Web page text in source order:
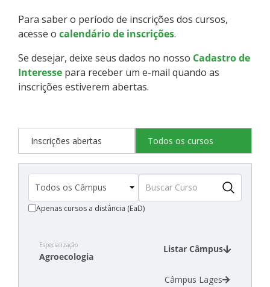
Como posso estudar no IFSC?
Calendário de inscrições
Processos Seletivos
Orientações para comprovação de cotas
Orientações para Matrícula
Estatísticas dos Processos Seletivos
Para saber o período de inscrições dos cursos,
acesse o calendário de inscrições.
Se desejar, deixe seus dados no nosso Cadastro de
Interesse para receber um e-mail quando as
inscrições estiverem abertas.
Inscrições abertas Todos os cursos
Apenas cursos a distância (EaD)
Especialização
Agroecologia
Listar Câmpus
Câmpus Lages